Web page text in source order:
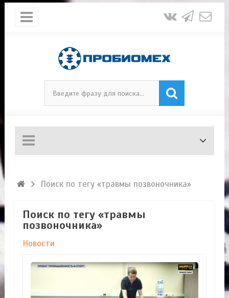
Поиск по тегу «травмы позвоночника»
Поиск по тегу «травмы
позвоночника»
Новости